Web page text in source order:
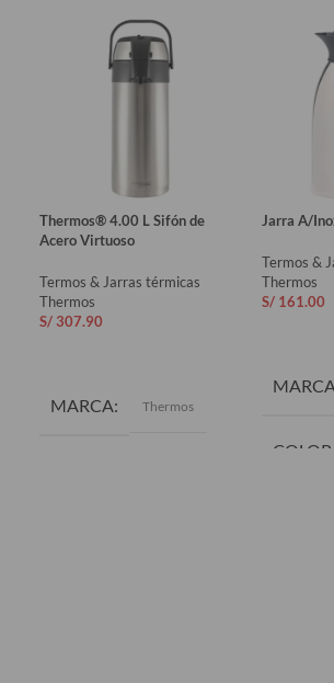
Thermos® 4.00 L Sifón de
Acero Virtuoso
Termos & Jarras térmicas
Thermos
S/307.90
MARCA Thermos
Jarra A/
Termos &
Thermos
S/ 161.00
MARCA
COLOR